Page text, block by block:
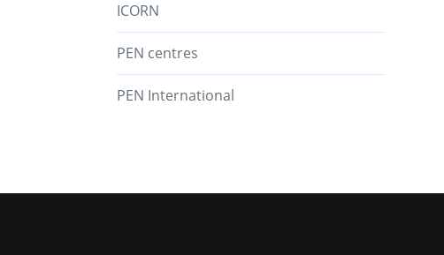
ICORN
PEN centres
PEN International